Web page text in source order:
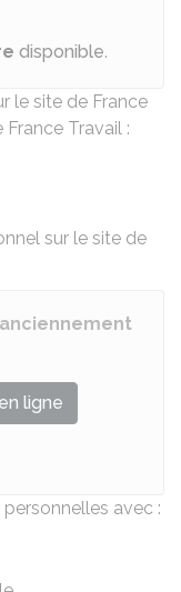
disponible.
le site de France
Travail :
sur le site de
ligne
avec :